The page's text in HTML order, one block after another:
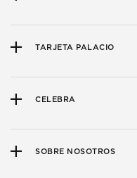
TARJETA PALACIO
CELEBRA
SOBRE NOSOTROS